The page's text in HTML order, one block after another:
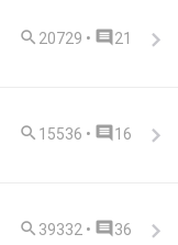
 20729 •  21
 15536 •  16
 39332 •  36